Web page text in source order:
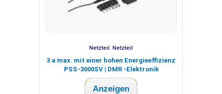
Netzteil. Netzteil
3 a max. mit einer hohen Energieeffizienz
PSS-3000SV | DMR -Elektronik
Anzeigen